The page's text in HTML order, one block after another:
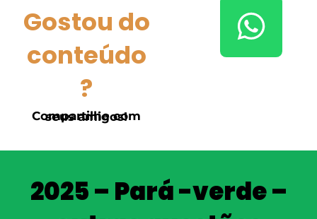
Gostou do
conteúdo
?
Compartilhe com seus amigos!
2025 – Pará -verde –